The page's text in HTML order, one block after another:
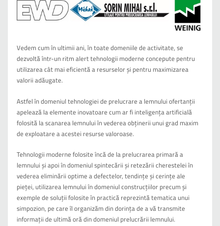
Vedem cum în ultimii ani, în toate domeniile de activitate, se
dezvoltă într-un ritm alert tehnologii moderne concepute pentru
utilizarea cât mai eficientă a resurselor și pentru maximizarea
valorii adăugate.
Astfel în domeniul tehnologiei de prelucrare a lemnului ofertanții
apelează la elemente inovatoare cum ar fi inteligența artificială
folosită la scanarea lemnului în vederea obținerii unui grad maxim
de exploatare a acestei resurse valoroase.
Tehnologii moderne folosite încă de la prelucrarea primară a
lemnului și apoi în domeniul spintecării și retezării cherestelei în
vederea eliminării optime a defectelor, tendințe și cerințe ale
pieței, utilizarea lemnului în domeniul construcțiilor precum și
exemple de soluții folosite în practică reprezintă tematica unui
simpozion, pe care îl organizăm din dorința de a vă transmite
informații de ultimă oră din domeniul prelucrării lemnului.